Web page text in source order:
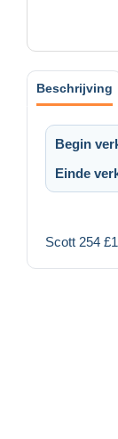
Beschrijving
Begin
Einde
Scott 254